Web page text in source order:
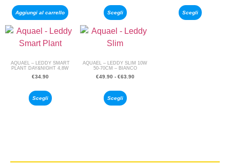
Aggiungi al carrello Scegli Scegli
AQUAEL – LEDDY SMART
PLANT DAY&NIGHT 4,8W
€34.90
Scegli
AQUAEL – LEDDY SLIM 10W
50-70CM – BIANCO
€49.90 - €63.90
Scegli